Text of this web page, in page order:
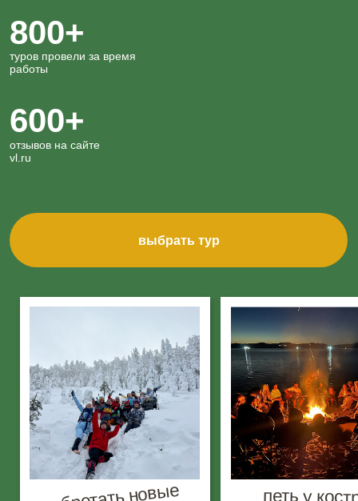
отзывов на сайте
vl.ru
600+
Влюбляем в Приморье через призму
нескучных экскурсий, джип-туров, прогулок
на катерах, многодневных поездок
с душевными вечерами с гитарой у костра
петь у костра
под гитару